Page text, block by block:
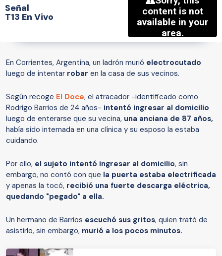
Señal
T13 En Vivo
En Corrientes, Argentina, un ladrón murió electrocutado
luego de intentar robar en la casa de sus vecinos.
Según recoge El Doce, el atracador -identificado como
Rodrigo Barrios de 24 años- intentó ingresar al domicilio
luego de enterarse que su vecina, una anciana de 87 años,
había sido internada en una clínica y su esposo la estaba
cuidando.
Por ello, el sujeto intentó ingresar al domicilio, sin
embargo, no contó con que la puerta estaba electrificada
y apenas la tocó, recibió una fuerte descarga eléctrica,
quedando "pegado" a ella.
Un hermano de Barrios escuchó sus gritos, quien trató de
asistirlo, sin embargo, murió a los pocos minutos.